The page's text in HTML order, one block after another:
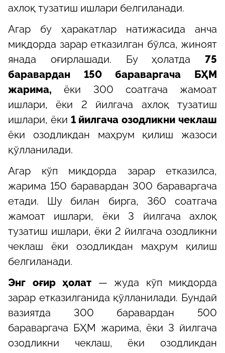
ахлоқ тузатиш ишлари белгиланади.
Aгар бу ҳаракатлар натижасида анча
миқдорда зарар етказилган бўлса, жиноят
янада оғирлашади. Бу ҳолатда 75
баравардан 150 бараваргача БҲМ
жарима,ёки 300 соатгача жамоат
ишлари, ёки 2 йилгача ахлоқ тузатиш
ишлари, ёки 1 йилгача озодликни чеклаш
ёки озодликдан маҳрум қилиш жазоси
қўлланилади.
Aгар кўп миқдорда зарар етказилса,
жарима 150 баравардан 300 бараваргача
етади. Шу билан бирга, 360 соатгача
жамоат ишлари, ёки 3 йилгача ахлоқ
тузатиш ишлари, ёки 2 йилгача озодликни
чеклаш ёки озодликдан маҳрум қилиш
белгиланади.
Энг оғир ҳолат — жуда кўп миқдорда
зарар етказилганида қўлланилади. Бундай
вазиятда 300 баравардан 500
бараваргача БҲМ жарима, ёки 3 йилгача
озодликни чеклаш, ёки озодликдан